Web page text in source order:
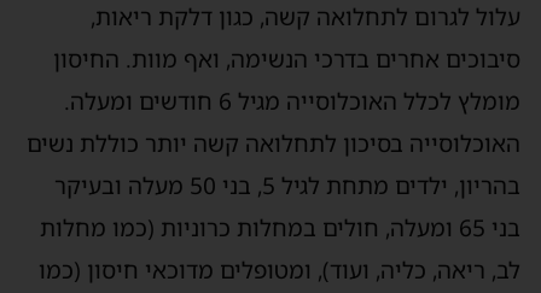
עלול לגרום לתחלואה קשה, כגון דלקת ריאות,
סיבוכים אחרים בדרכי הנשימה, ואף מוות. החיסון
מומלץ לכלל האוכלוסייה מגיל 6 חודשים ומעלה.
האוכלוסייה בסיכון לתחלואה קשה יותר כוללת נשים
בהריון, ילדים מתחת לגיל 5, בני 50 מעלה ובעיקר
בני 65 ומעלה, חולים במחלות כרוניות (כמו מחלות
לב, ריאה, כליה, ועוד), ומטופלים מדוכאי חיסון (כמו